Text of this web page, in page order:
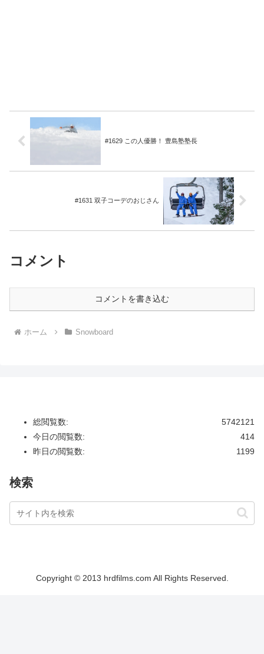
#1629 この人優勝！ 豊島塾塾長
#1631 双子コーデのおじさん
コメント
コメントを書き込む
ホーム Snowboard
5742121
総閲覧数:
414
今日の閲覧数:
1199
昨日の閲覧数:
検索
Copyright © 2013 hrdfilms.com All Rights Reserved.